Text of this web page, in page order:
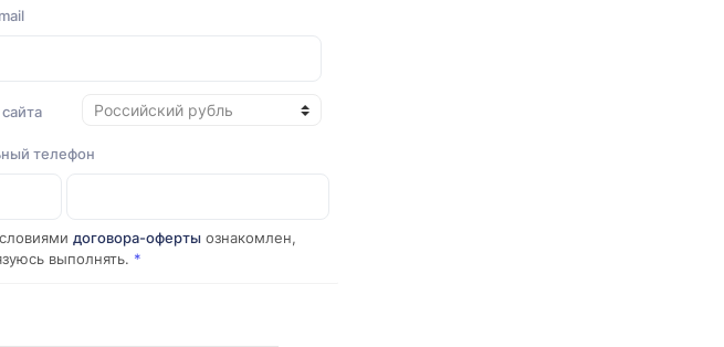
телефон
договора-оферты ознакомлен,
выполнять. *